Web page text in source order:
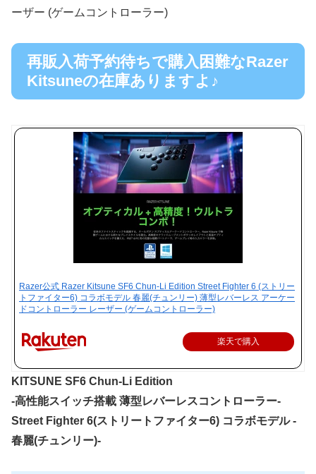
ーザー (ゲームコントローラー)
再販入荷予約待ちで購入困難なRazer
Kitsuneの在庫ありますよ♪
Razer公式 Razer Kitsune SF6 Chun-Li Edition Street Fighter 6 (ストリー
トファイター6) コラボモデル 春麗(チュンリー) 薄型レバーレス アーケー
ドコントローラー レーザー (ゲームコントローラー)
楽天で購入
KITSUNE SF6 Chun-Li Edition
-高性能スイッチ搭載 薄型レバーレスコントローラー-
Street Fighter 6(ストリートファイター6) コラボモデル -
春麗(チュンリー)-